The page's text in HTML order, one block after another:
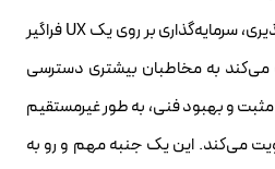
سرمایه‌گذاری بر روی دسترس‌پذیری، سرمایه‌گذاری بر روی یک UX فراگیر
به مخاطبان بیشتری دسترسی
مثبت و بهبود فنی، به طور غیرمستقیم
می‌کند. این یک جنبه مهم و رو به